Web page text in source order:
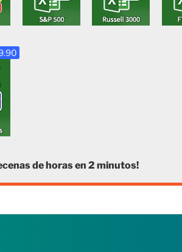
de horas en 2 minutos!